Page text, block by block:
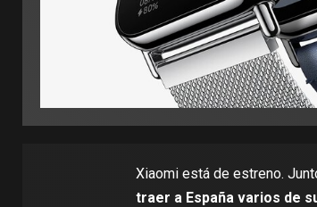
Xiaomi está de estreno.
traer a España varios de